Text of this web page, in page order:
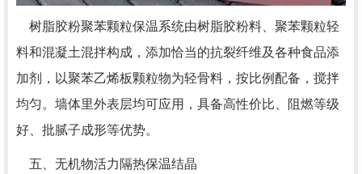
树脂胶粉聚苯颗粒保温系统由树脂胶粉料、聚苯颗粒轻
料和混凝土混拌构成，添加恰当的抗裂纤维及各种食品添
加剂，以聚苯乙烯板颗粒物为轻骨料，按比例配备，搅拌
均匀。墙体里外表层均可应用，具备高性价比、阻燃等级
好、批腻子成形等优势。
五、无机物活力隔热保温结晶